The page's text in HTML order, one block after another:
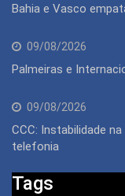
Bahia e Vasco
09/08/2026
Palmeiras e
09/08/2026
CCC: Instabilidade
telefonia
Tags